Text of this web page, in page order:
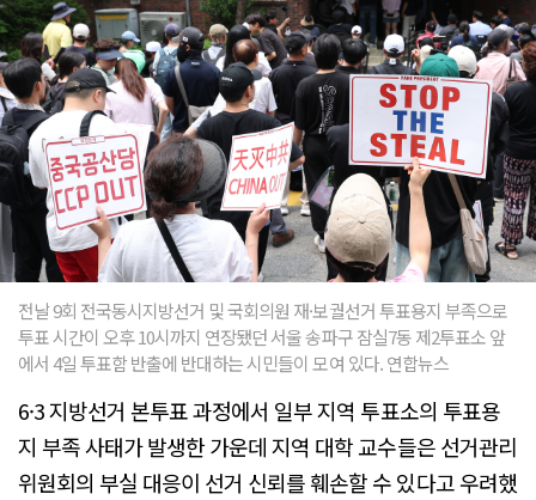
전날 9회 전국동시지방선거 및 국회의원 재·보궐선거 투표용지 부족으로
투표 시간이 오후 10시까지 연장됐던 서울 송파구 잠실7동 제2투표소 앞
에서 4일 투표함 반출에 반대하는 시민들이 모여 있다. 연합뉴스
6·3 지방선거 본투표 과정에서 일부 지역 투표소의 투표용
지 부족 사태가 발생한 가운데 지역 대학 교수들은 선거관리
위원회의 부실 대응이 선거 신뢰를 훼손할 수 있다고 우려했